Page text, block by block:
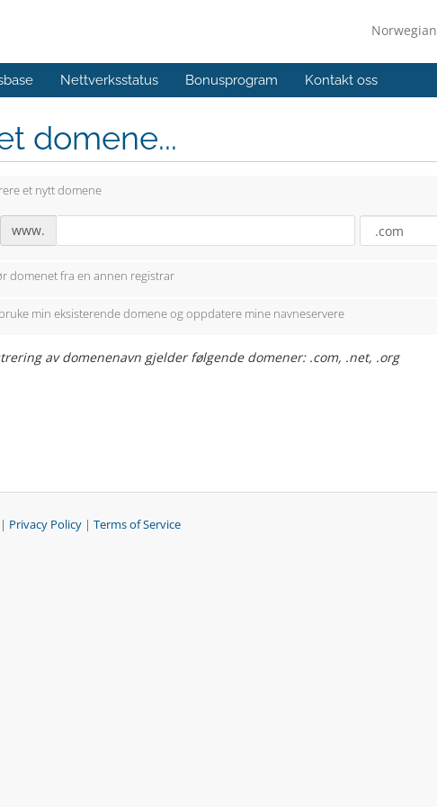
Norwegian
Nettverksstatus Bonusprogram Kontakt oss
domene...
et nytt domene
www.
domenet fra en annen registrar
bruke min eksisterende domene og oppdatere mine navneservere
av domenenavn gjelder følgende domener: .com, .net, .org
Privacy Policy | Terms of Service